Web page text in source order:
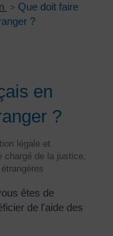
> Que doit faire
?
en
?
légale et
chargé de la justice,
êtes de
de l'aide des